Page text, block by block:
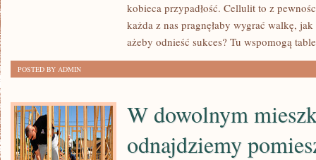
kobieca przypadłość. Cellulit to z
każda z nas pragnęłaby wygrać walkę,
ażeby odnieść sukces? Tu wspomogą
POSTED BY ADMIN
W dowolnym
odnajdziemy